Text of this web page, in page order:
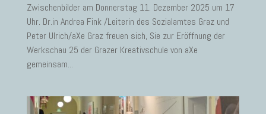
Zwischenbilder am Donnerstag 11. Dezember 2025 um 17
Uhr. Dr.in Andrea Fink /Leiterin des Sozialamtes Graz und
Peter Ulrich/aXe Graz freuen sich, Sie zur Eröffnung der
Werkschau 25 der Grazer Kreativschule von aXe
gemeinsam...